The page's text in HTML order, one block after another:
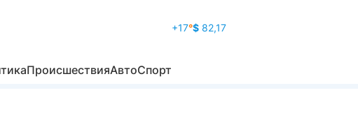
+17°$ 82,17
ПроисшествияАвтоСпорт